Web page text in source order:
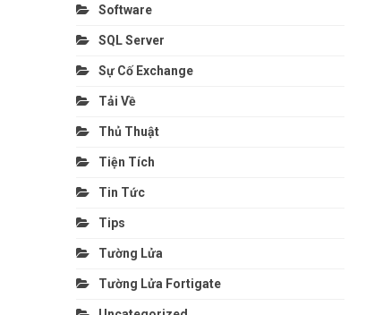
Software
SQL Server
Sự Cố Exchange
Tải Về
Thủ Thuật
Tiện Tích
Tin Tức
Tips
Tường Lửa
Tường Lửa Fortigate